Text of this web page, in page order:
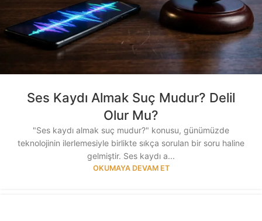
Ses Kaydı Almak Suç Mudur? Delil
Olur Mu?
"Ses kaydı almak suç mudur?" konusu, günümüzde
teknolojinin ilerlemesiyle birlikte sıkça sorulan bir soru haline
gelmiştir. Ses kaydı a...
OKUMAYA DEVAM ET